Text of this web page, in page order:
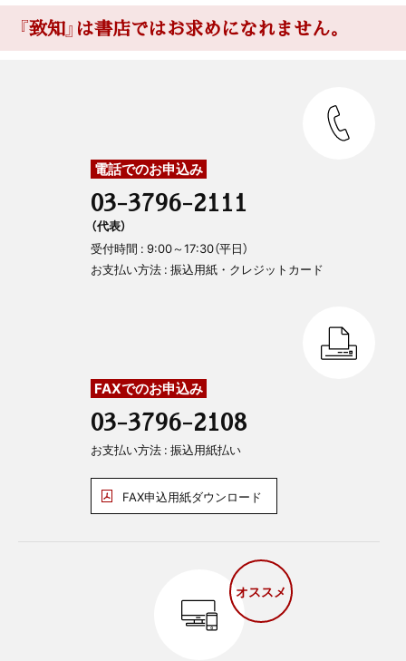
『致知』は書店ではお求めになれません。
電話でのお申込み
03-3796-2111
（代表）
受付時間 : 9:00～17:30（平日）
お支払い方法 : 振込用紙・クレジットカード
FAXでのお申込み
03-3796-2108
お支払い方法 : 振込用紙払い
FAX申込用紙ダウンロード
オススメ